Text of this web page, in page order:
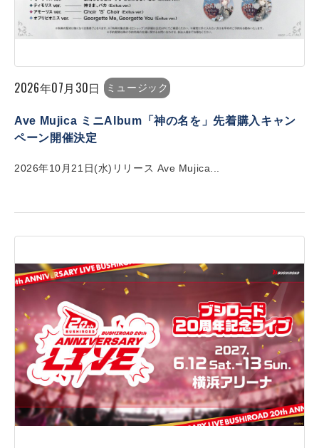
2026年07月30日 ミュージック
Ave Mujica ミニAlbum「神の名を」先着購入キャン
ペーン開催決定
2026年10月21日(水)リリース Ave Mujica...